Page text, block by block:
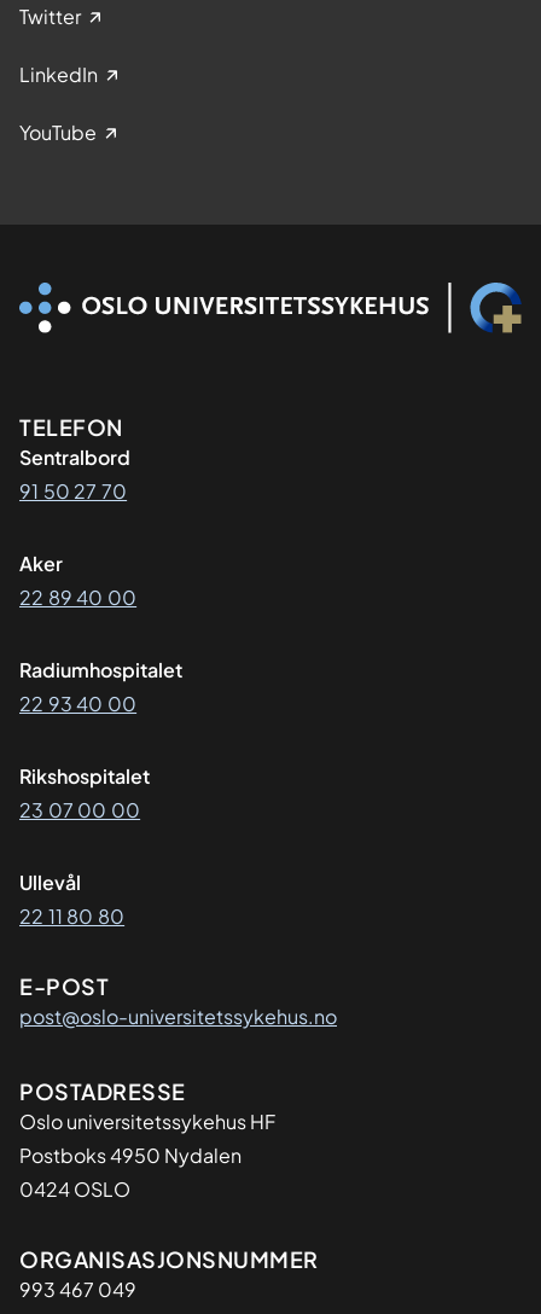
Twitter
LinkedIn
YouTube
Kontaktinformasjon
TELEFON
Sentralbord
91 50 27 70
Aker
22 89 40 00
Radiumhospitalet
22 93 40 00
Rikshospitalet
23 07 00 00
Ullevål
22 11 80 80
E-POST
post@oslo-universitetssykehus.no
Adresse
POSTADRESSE
Oslo universitetssykehus HF
Postboks 4950 Nydalen
0424 OSLO
Organisasjon
ORGANISASJONSNUMMER
993 467 049